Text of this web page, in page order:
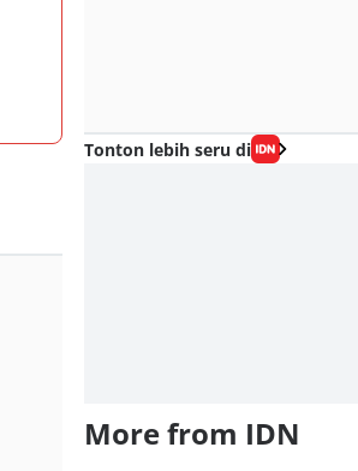
Tonton lebih seru di
More from IDN